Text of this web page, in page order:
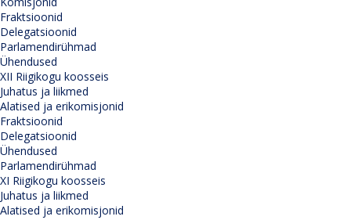
Fraktsioonid
Delegatsioonid
Parlamendirühmad
Ühendused
XII Riigikogu koosseis
Juhatus ja liikmed
Alatised ja erikomisjonid
Fraktsioonid
Delegatsioonid
Ühendused
Parlamendirühmad
XI Riigikogu koosseis
Juhatus ja liikmed
Alatised ja erikomisjonid